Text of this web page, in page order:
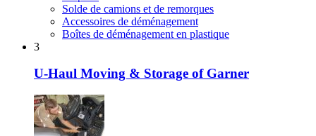
Solde de camions et de remorques
Accessoires de déménagement
Boîtes de déménagement en plastique
3
U-Haul Moving & Storage of Garner